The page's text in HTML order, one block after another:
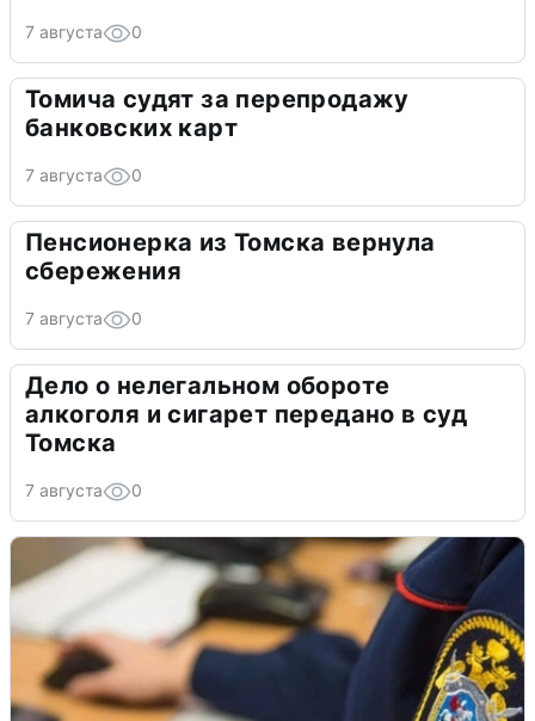
7 августа 0
Томича судят за перепродажу
банковских карт
7 августа 0
Пенсионерка из Томска вернула
сбережения
7 августа 0
Дело о нелегальном обороте
алкоголя и сигарет передано в суд
Томска
7 августа 0